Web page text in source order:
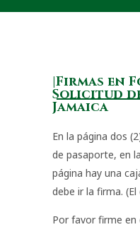
|Firmas en
Solicitud
Jamaica
En la página dos
de pasaporte, en
página hay una
debe ir la firma.
Por favor firme en